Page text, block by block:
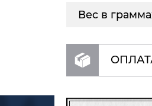
Вес в